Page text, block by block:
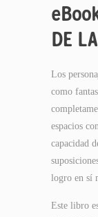
DE
Los
como
espacios
capacidad
logro en sí
Este libro